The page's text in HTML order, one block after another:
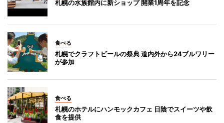
札幌の水族館内に新ショップ 開業1周年を記念
食べる
札幌でクラフトビールの祭典 道内外から24ブルワリー
が参加
食べる
札幌のホテルにハンモックカフェ 日陰でスイーツや飲
食を提供